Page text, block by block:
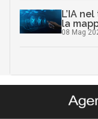
L’IA
la
08 Mag